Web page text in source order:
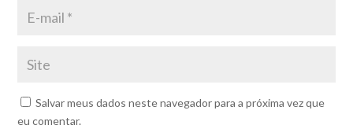
Salvar meus dados neste navegador para a próxima vez que
eu comentar.